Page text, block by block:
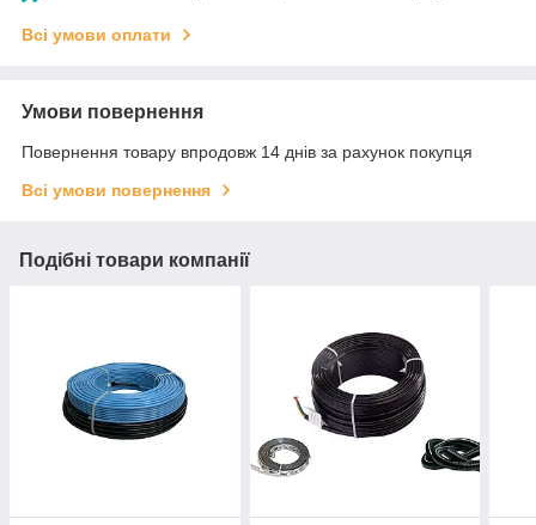
Всі умови оплати
Умови повернення
Повернення товару впродовж 14 днів за рахунок покупця
Всі умови повернення
Подібні товари компанії